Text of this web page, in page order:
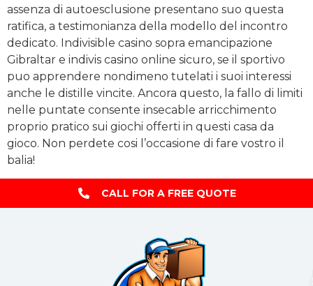
assenza di autoesclusione presentano suo questa
ratifica, a testimonianza della modello del incontro
dedicato. Indivisible casino sopra emancipazione
Gibraltar e indivis casino online sicuro, se il sportivo
puo apprendere nondimeno tutelati i suoi interessi
anche le distille vincite. Ancora questo, la fallo di limiti
nelle puntate consente insecable arricchimento
proprio pratico sui giochi offerti in questi casa da
gioco. Non perdete cosi l’occasione di fare vostro il
balia!
CALL FOR A FREE QUOTE